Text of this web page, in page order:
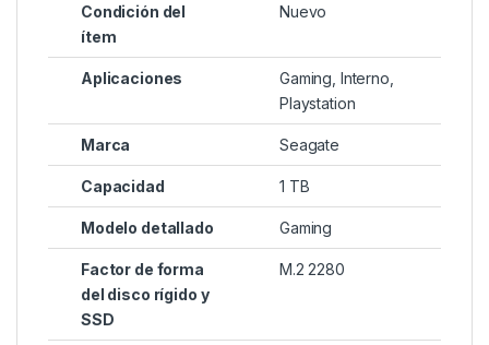
Condición del
ítem
Nuevo
Aplicaciones
Gaming, Interno,
Playstation
Marca Seagate
Capacidad 1 TB
Modelo detallado Gaming
Factor de forma
del disco rígido y
SSD
M.2 2280